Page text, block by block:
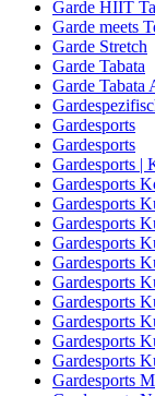
Garde HIIT
Garde meets
Garde Stretch
Garde Tabata
Garde Tabata
Gardesports
Gardesports
Gardesports |
Gardesports
Gardesports
Gardesports
Gardesports
Gardesports
Gardesports
Gardesports
Gardesports
Gardesports
Gardesports
Gardesports